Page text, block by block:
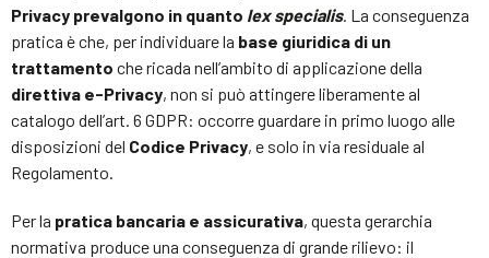
Privacy prevalgono in quanto lex specialis. La conseguenza
pratica è che, per individuare la base giuridica di un
trattamento che ricada nell’ambito di applicazione della
direttiva e-Privacy, non si può attingere liberamente al
catalogo dell’art. 6 GDPR: occorre guardare in primo luogo alle
disposizioni del Codice Privacy, e solo in via residuale al
Regolamento.
Per la pratica bancaria e assicurativa, questa gerarchia
normativa produce una conseguenza di grande rilievo: il